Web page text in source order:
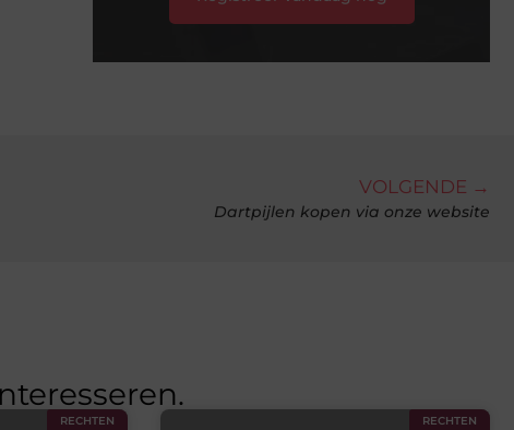
VOLGENDE →
Dartpijlen kopen via onze website
RECHTEN RECHTEN